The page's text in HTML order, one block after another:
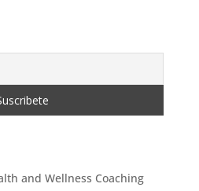
and Wellness Coaching